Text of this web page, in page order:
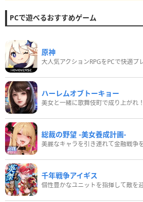
PCで遊べるおすすめゲーム
原神
大人気アクションRPGをPCで快適プ
ハーレムオブトーキョー
美女と一緒に歌舞伎町で成り上がれ！
総裁の野望 -美女養成計画-
美麗なキャラを引き連れて金融戦争
千年戦争アイギス
個性豊かなユニットを指揮して敵を